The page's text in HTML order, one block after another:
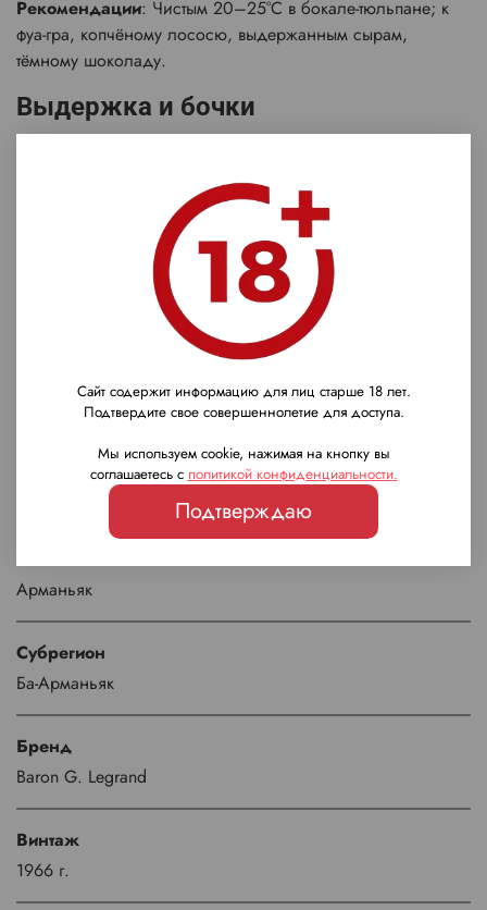
Рекомендации: Чистым 20–25°C в бокале-тюльпане; к
фуа-гра, копчёному лососю, выдержанным сырам,
тёмному шоколаду.
Выдержка и бочки
Коллекционная серия "Les Rarissimes"; признание за
мощь и потенциал Bas Armagnac миллезимов.
Baron G. Legrand 1966 — арманьяк-роскошь: фруктовый,
танинный, легендарный!
Характеристики
Арманьяк
Субрегион
Ба-Арманьяк
Бренд
Baron G. Legrand
Винтаж
1966 г.
Сайт содержит информацию для лиц старше 18 лет.
Подтвердите свое совершеннолетие для доступа.
Мы используем cookie, нажимая на кнопку вы
соглашаетесь с политикой конфиденциальности.
Подтверждаю